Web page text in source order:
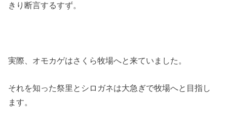
きり断言するすず。
実際、オモカゲはさくら牧場へと来ていました。
それを知った祭里とシロガネは大急ぎで牧場へと目指し
ます。